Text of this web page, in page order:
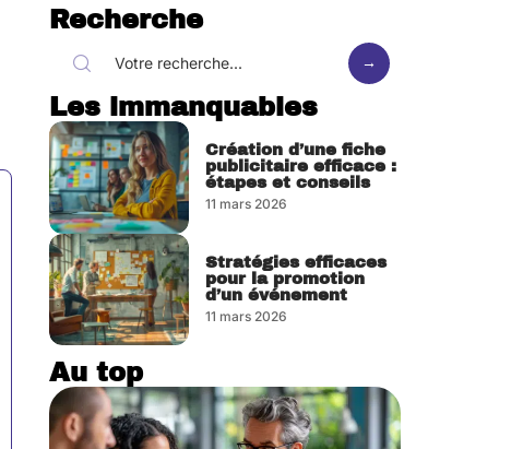
Recherche
Les immanquables
Création d’une fiche
publicitaire efficace :
étapes et conseils
11 mars 2026
Stratégies efficaces
pour la promotion
d’un événement
11 mars 2026
Au top